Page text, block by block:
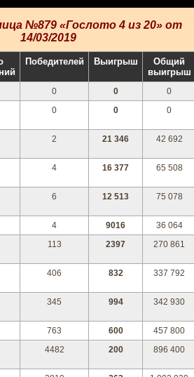
№879 «Гослото 4 из 20» от
14/03/2019
Победителей Выигрыш
Общий
выигрыш
0 0
0
0 0 0
2 21 346 42 692
4 16 377 65 508
6 12 513 75 078
4 9016
36 064
113 2397 270 861
406 832 337 792
345 994 342 930
763 600
457 800
4482 200 896 400